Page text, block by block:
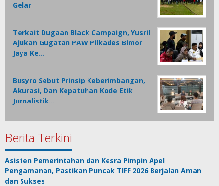
Gelar
Terkait Dugaan Black Campaign, Yusril
Ajukan Gugatan PAW Pilkades Bimor
Jaya Ke…
Busyro Sebut Prinsip Keberimbangan,
Akurasi, Dan Kepatuhan Kode Etik
Jurnalistik…
Berita Terkini
Asisten Pemerintahan dan Kesra Pimpin Apel
Pengamanan, Pastikan Puncak TIFF 2026 Berjalan Aman
dan Sukses